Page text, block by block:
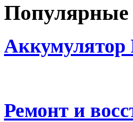
Популярные
Аккумулятор
Ремонт и